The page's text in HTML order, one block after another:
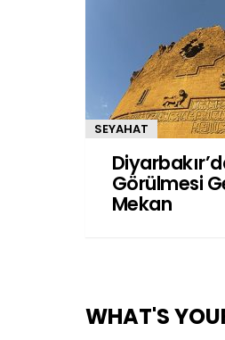
SEYAHAT
Görülmesi
Mekan
WHAT'S